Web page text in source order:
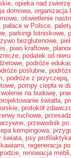
, opieka nad
domowa, organizacja
, oświetlenie
pałace w Polsce,
, parkingi lotniskowe,
bezglutenowe,
, piwo kraftowe,
, podatek od
, podróże
poślubne,
, podróże z przyczepą,
, pompy ciepła w
na budowę,
światła,
, protokół
ruchowe,
, przewodnik
kempingowa,
świata, psy profilaktyka
, regeneracja
, renowacja mebli